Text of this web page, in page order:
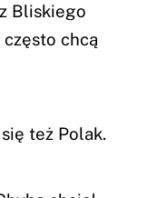
Bliskiego
chcą
też Polak.